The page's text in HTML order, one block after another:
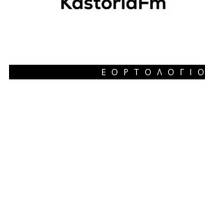
ΕΟΡΤΟΛΌΓΙΟ